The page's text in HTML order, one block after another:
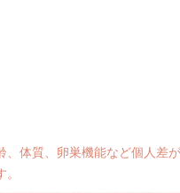
体質、卵巣機能など個人差